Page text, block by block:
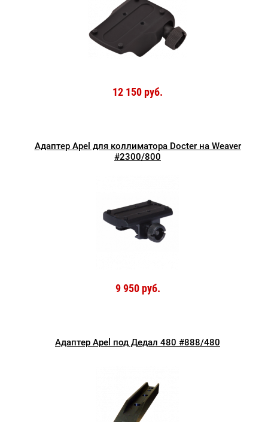
12 150 руб.
Адаптер Apel для коллиматора Docter на Weaver
#2300/800
9 950 руб.
Адаптер Apel под Дедал 480 #888/480